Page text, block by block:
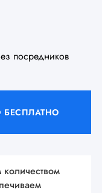
посредников
БЕСПЛАТНО